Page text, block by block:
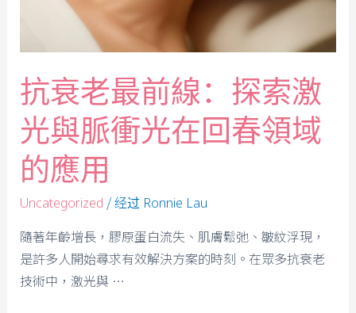
抗衰老最前線：探索激
光與脈衝光在回春領域
的應用
Uncategorized / 经过 Ronnie Lau
隨著年齡增長，膠原蛋白流失、肌膚鬆弛、皺紋浮現，
是許多人開始尋求有效解決方案的時刻。在眾多抗衰老
技術中，激光與 …